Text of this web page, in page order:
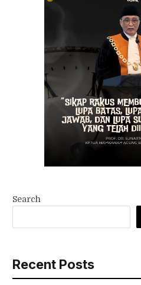
Search
Recent Posts